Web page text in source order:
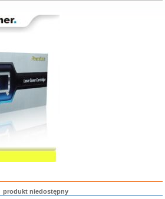
produkt niedostępny